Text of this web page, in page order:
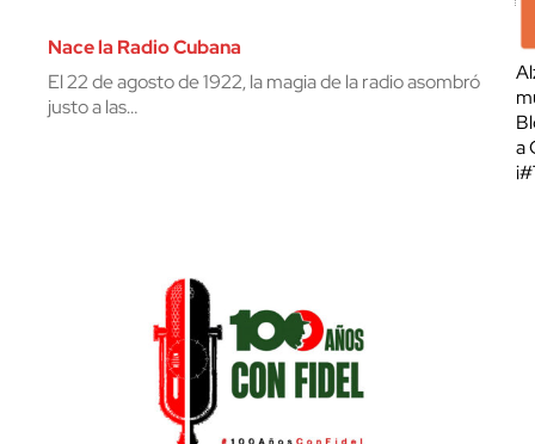
Nace la Radio Cubana
El 22 de agosto de 1922, la magia de la radio asombró
justo a las…
a